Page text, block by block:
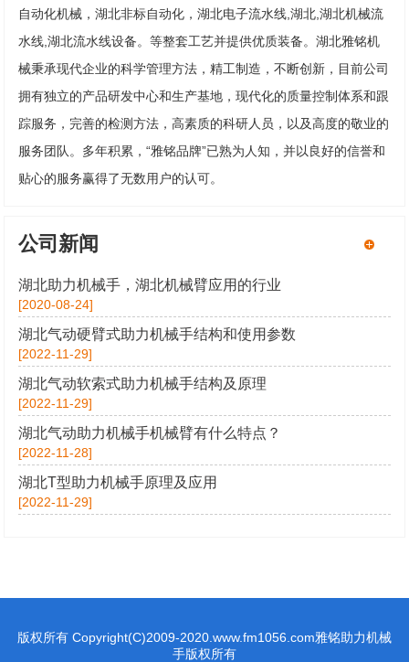
自动化机械，湖北非标自动化，湖北电子流水线,湖北,湖北机械流
水线,湖北流水线设备。等整套工艺并提供优质装备。湖北雅铭机
械秉承现代企业的科学管理方法，精工制造，不断创新，目前公司
拥有独立的产品研发中心和生产基地，现代化的质量控制体系和跟
踪服务，完善的检测方法，高素质的科研人员，以及高度的敬业的
服务团队。多年积累，“雅铭品牌”已熟为人知，并以良好的信誉和
贴心的服务赢得了无数用户的认可。
公司新闻
湖北助力机械手，湖北机械臂应用的行业
[2020-08-24]
湖北气动硬臂式助力机械手结构和使用参数
[2022-11-29]
湖北气动软索式助力机械手结构及原理
[2022-11-29]
湖北气动助力机械手机械臂有什么特点？
[2022-11-28]
湖北T型助力机械手原理及应用
[2022-11-29]
版权所有 Copyright(C)2009-2020.www.fm1056.com雅铭助力机械
手版权所有